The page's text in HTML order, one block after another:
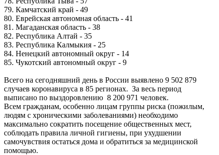
79. Камчатский край - 49
80. Еврейская автономная область - 41
81. Магаданская область - 38
82. Республика Алтай - 35
83. Республика Калмыкия - 25
84. Ненецкий автономный округ - 14
85. Чукотский автономный округ - 9
Всего на сегодняшний день в России выявлено 9 502 879
случаев коронавируса в 85 регионах. За весь период
выписано по выздоровлению 8 200 971 человек.
Всем гражданам, особенно лицам группы риска (пожилым,
людям с хроническими заболеваниями) необходимо
максимально сократить посещение общественных мест,
соблюдать правила личной гигиены, при ухудшении
самочувствия остаться дома и обратиться за медицинской
помощью.